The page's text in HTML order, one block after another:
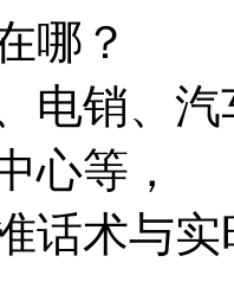
哪？
、电销
等，
话术与实